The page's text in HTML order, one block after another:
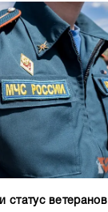
ветеранов